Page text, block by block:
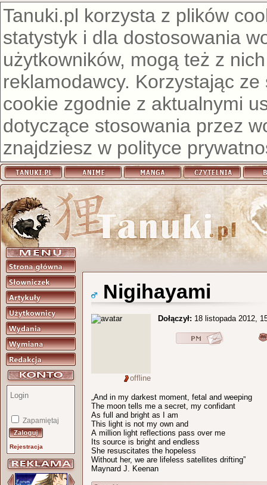
Tanuki.pl korzysta z plików
statystyk i dla dostosowania
użytkowników, mogą też z
reklamodawcy. Korzystając
cookie zgodnie z aktualnymi
dotyczące stosowania przez
znajdziesz w polityce
Zapamiętaj
Rejestracja
Nigihayami
offline
Dołączył: 18 listopada 2012,
„And in my darkest moment, fetal and weeping
The moon tells me a secret, my confidant
As full and bright as I am
This light is not my own and
A million light reflections pass over me
Its source is bright and endless
She resuscitates the hopeless
Without her, we are lifeless satellites drifting”
Maynard J. Keenan